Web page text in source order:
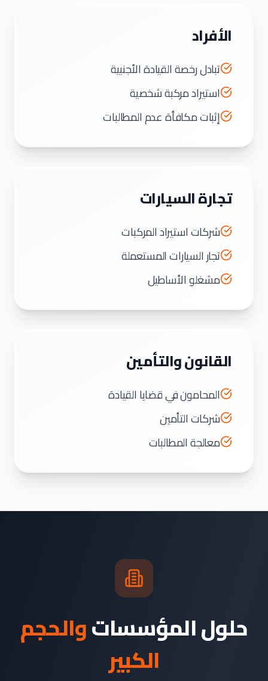
الأفراد
تبادل رخصة القيادة الأجنبية
استيراد مركبة شخصية
إثبات مكافأة عدم المطالبات
تجارة السيارات
شركات استيراد المركبات
تجار السيارات المستعملة
مشغلو الأساطيل
القانون والتأمين
المحامون في قضايا القيادة
شركات التأمين
معالجة المطالبات
حلول المؤسساتوالحجم
الكبير